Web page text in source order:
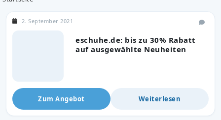
eschuhe.de: bis zu 30% Rabatt
auf ausgewählte Neuheiten
2. September 2021
Zum Angebot Weiterlesen